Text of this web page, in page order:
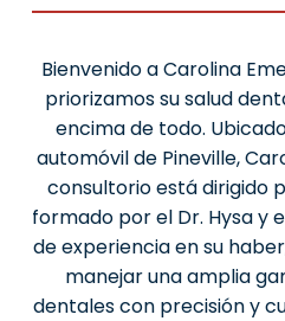
Bienvenido a Carolina
priorizamos su salud
encima de todo.
automóvil de Pineville,
consultorio está dirigido
formado por el Dr. Hysa y
de experiencia en su
manejar una amplia
dentales con precisión y